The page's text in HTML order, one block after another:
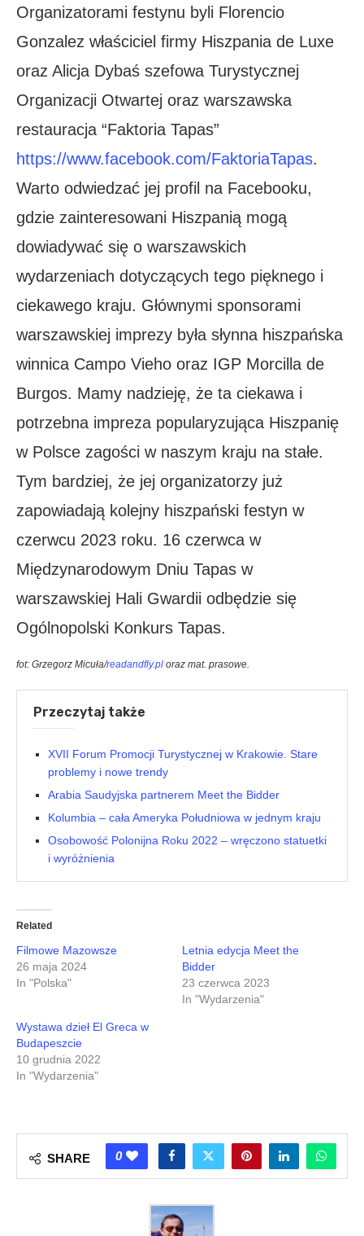
Organizatorami festynu byli Florencio
Gonzalez właściciel firmy Hiszpania de Luxe
oraz Alicja Dybaś szefowa Turystycznej
Organizacji Otwartej oraz warszawska
restauracja “Faktoria Tapas”
https://www.facebook.com/FaktoriaTapas.
Warto odwiedzać jej profil na Facebooku,
gdzie zainteresowani Hiszpanią mogą
dowiadywać się o warszawskich
wydarzeniach dotyczących tego pięknego i
ciekawego kraju. Głównymi sponsorami
warszawskiej imprezy była słynna hiszpańska
winnica Campo Vieho oraz IGP Morcilla de
Burgos. Mamy nadzieję, że ta ciekawa i
potrzebna impreza popularyzująca Hiszpanię
w Polsce zagości w naszym kraju na stałe.
Tym bardziej, że jej organizatorzy już
zapowiadają kolejny hiszpański festyn w
czerwcu 2023 roku. 16 czerwca w
Międzynarodowym Dniu Tapas w
warszawskiej Hali Gwardii odbędzie się
Ogólnopolski Konkurs Tapas.
fot: Grzegorz Micuła/readandfly.pl oraz mat. prasowe.
Przeczytaj także
XVII Forum Promocji Turystycznej w Krakowie. Stare
problemy i nowe trendy
Arabia Saudyjska partnerem Meet the Bidder
Kolumbia – cała Ameryka Południowa w jednym kraju
Osobowość Polonijna Roku 2022 – wręczono statuetki
i wyróżnienia
Related
Filmowe Mazowsze
26 maja 2024
In "Polska"
Letnia edycja Meet the
Bidder
23 czerwca 2023
In "Wydarzenia"
Wystawa dzieł El Greca w
Budapeszcie
10 grudnia 2022
In "Wydarzenia"
SHARE 0